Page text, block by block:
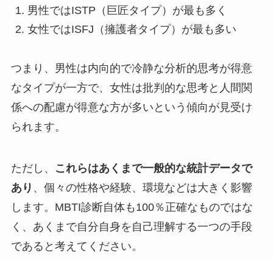
男性ではISTP（巨匠タイプ）が最も多く
女性ではISFJ（擁護者タイプ）が最も多い
つまり、男性は内向的で冷静な分析的思考が得意
なタイプが一方で、女性は批判的な思考と人間関
係への配慮が得意な方が多いという傾向が見受け
られます。
ただし、
これらはあくまで一般的な統計データで
あり 、個々の性格や経験、環境などは大きく影響
します。MBTI診断自体も100％正確なものではな
く、あくまで自分自身を自己理解する一つの手段
であると考えてください。